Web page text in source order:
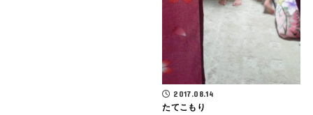
2017.08.14
たてこもり